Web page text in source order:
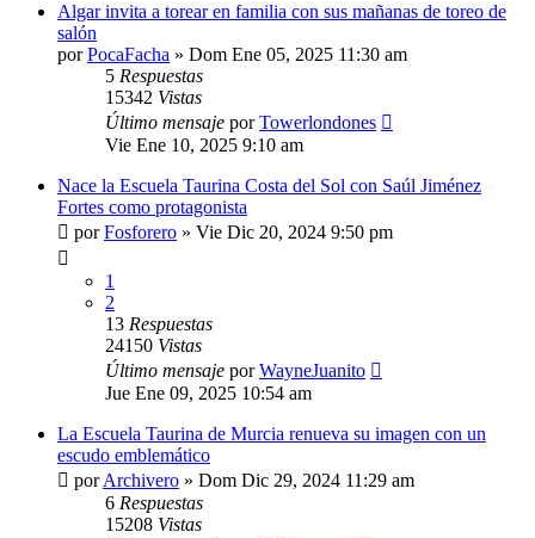
Algar invita a torear en familia con sus mañanas de toreo de
salón
porPocaFacha » Dom Ene 05, 2025 11:30 am
5 Respuestas
15342 Vistas
Último mensaje porTowerlondones
Vie Ene 10, 2025 9:10 am
Nace la Escuela Taurina Costa del Sol con Saúl Jiménez
Fortes como protagonista
porFosforero » Vie Dic 20, 2024 9:50 pm
1
2
13 Respuestas
24150 Vistas
Último mensaje porWayneJuanito
Jue Ene 09, 2025 10:54 am
La Escuela Taurina de Murcia renueva su imagen con un
escudo emblemático
porArchivero » Dom Dic 29, 2024 11:29 am
6 Respuestas
15208 Vistas